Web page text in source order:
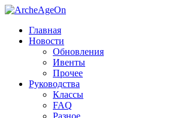
Главная
Новости
Обновления
Ивенты
Прочее
Руководства
Классы
FAQ
Разное